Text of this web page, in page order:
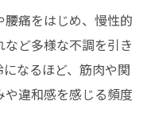
痛をはじめ、慢性的
ど多様な不調を引き
なるほど、筋肉や関
違和感を感じる頻度